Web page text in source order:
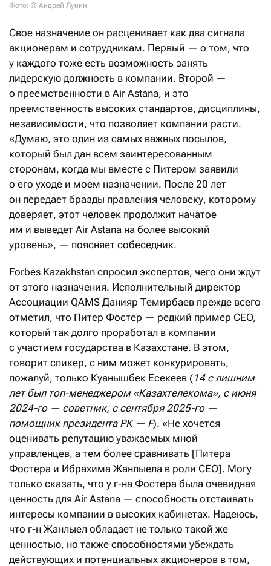
Фото: © Андрей Лунин
Свое назначение он расценивает как два сигнала
акционерам и сотрудникам. Первый — о том, что
у каждого тоже есть возможность занять
лидерскую должность в компании. Второй —
о преемственности в Air Astana, и это
преемственность высоких стандартов, дисциплины,
независимости, что позволяет компании расти.
«Думаю, это один из самых важных посылов,
который был дан всем заинтересованным
сторонам, когда мы вместе с Питером заявили
о его уходе и моем назначении. После 20 лет
он передает бразды правления человеку, которому
доверяет, этот человек продолжит начатое
им и выведет Air Astana на более высокий
уровень», — поясняет собеседник.
Forbes Kazakhstan спросил экспертов, чего они ждут
от этого назначения. Исполнительный директор
Ассоциации QAMS Данияр Темирбаев прежде всего
отметил, что Питер Фостер — редкий пример CEO,
который так долго проработал в компании
с участием государства в Казахстане. В этом,
говорит спикер, с ним может конкурировать,
пожалуй, только Куанышбек Есекеев (14 с лишним
лет был топ-менеджером «Казахтелекома», с июня
2024-го — советник, с сентября 2025-го —
помощник президента РК — F). «Не хочется
оценивать репутацию уважаемых мной
управленцев, а тем более сравнивать [Питера
Фостера и Ибрахима Жанлыела в роли CEO]. Могу
только сказать, что у г-на Фостера была очевидная
ценность для Air Astana — способность отстаивать
интересы компании в высоких кабинетах. Надеюсь,
что г-н Жанлыел обладает не только такой же
ценностью, но также способностями убеждать
действующих и потенциальных акционеров в том,